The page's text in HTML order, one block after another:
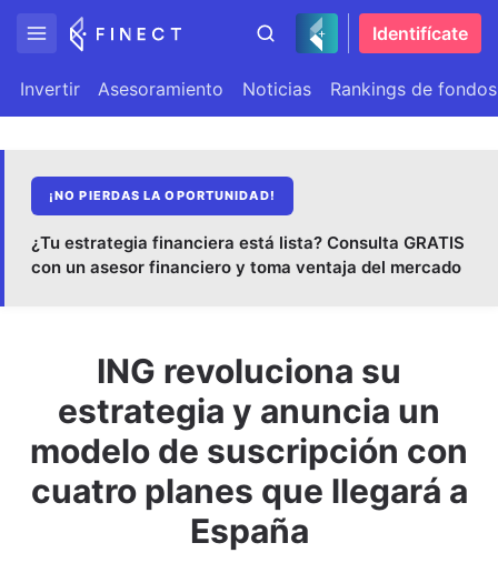
Identifícate
Invertir Asesoramiento Noticias Rankings de fondos
¡NO PIERDAS LA OPORTUNIDAD!
¿Tu estrategia financiera está lista? Consulta GRATIS
con un asesor financiero y toma ventaja del mercado
ING revoluciona su
estrategia y anuncia un
modelo de suscripción con
cuatro planes que llegará a
España